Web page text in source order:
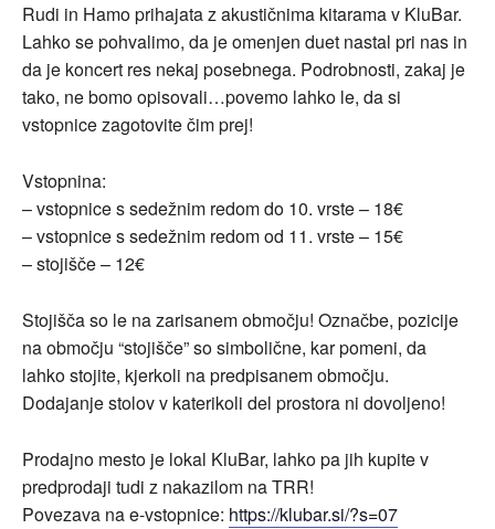
Rudi in Hamo prihajata z akustičnima kitarama v KluBar.
Lahko se pohvalimo, da je omenjen duet nastal pri nas in
da je koncert res nekaj posebnega. Podrobnosti, zakaj je
tako, ne bomo opisovali…povemo lahko le, da si
vstopnice zagotovite čim prej!
Vstopnina:
– vstopnice s sedežnim redom do 10. vrste – 18€
– vstopnice s sedežnim redom od 11. vrste – 15€
– stojišče – 12€
Stojišča so le na zarisanem območju! Označbe, pozicije
na območju “stojišče” so simbolične, kar pomeni, da
lahko stojite, kjerkoli na predpisanem območju.
Dodajanje stolov v katerikoli del prostora ni dovoljeno!
Prodajno mesto je lokal KluBar, lahko pa jih kupite v
predprodaji tudi z nakazilom na TRR!
Povezava na e-vstopnice: https://klubar.si/?s=07